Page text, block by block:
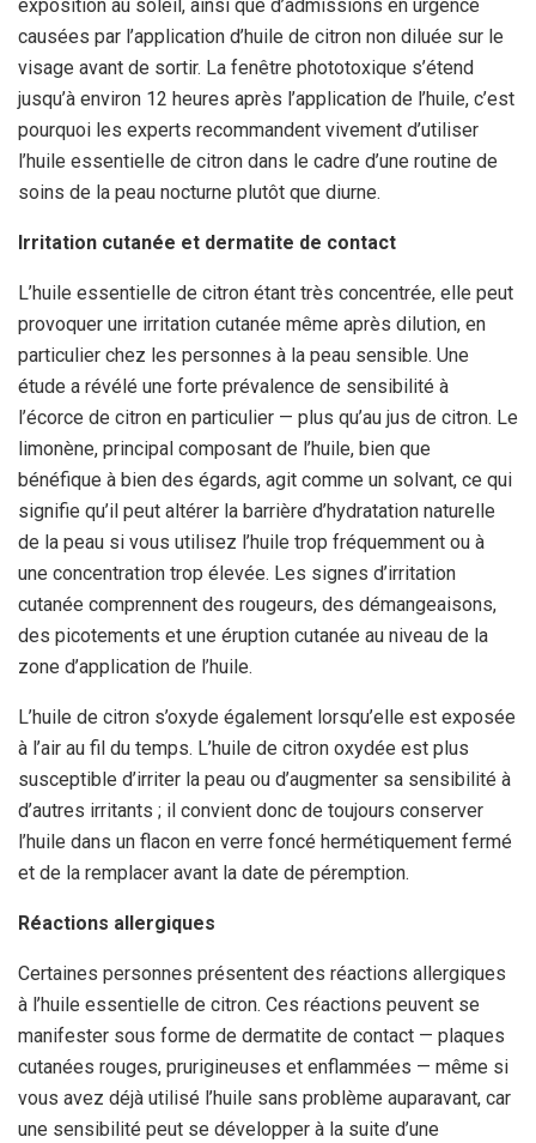
exposition au soleil, ainsi que d’admissions en urgence
causées par l’application d’huile de citron non diluée sur le
visage avant de sortir. La fenêtre phototoxique s’étend
jusqu’à environ 12 heures après l’application de l’huile, c’est
pourquoi les experts recommandent vivement d’utiliser
l’huile essentielle de citron dans le cadre d’une routine de
soins de la peau nocturne plutôt que diurne.
Irritation cutanée et dermatite de contact
L’huile essentielle de citron étant très concentrée, elle peut
provoquer une irritation cutanée même après dilution, en
particulier chez les personnes à la peau sensible. Une
étude a révélé une forte prévalence de sensibilité à
l’écorce de citron en particulier — plus qu’au jus de citron. Le
limonène, principal composant de l’huile, bien que
bénéfique à bien des égards, agit comme un solvant, ce qui
signifie qu’il peut altérer la barrière d’hydratation naturelle
de la peau si vous utilisez l’huile trop fréquemment ou à
une concentration trop élevée. Les signes d’irritation
cutanée comprennent des rougeurs, des démangeaisons,
des picotements et une éruption cutanée au niveau de la
zone d’application de l’huile.
L’huile de citron s’oxyde également lorsqu’elle est exposée
à l’air au fil du temps. L’huile de citron oxydée est plus
susceptible d’irriter la peau ou d’augmenter sa sensibilité à
d’autres irritants ; il convient donc de toujours conserver
l’huile dans un flacon en verre foncé hermétiquement fermé
et de la remplacer avant la date de péremption.
Réactions allergiques
Certaines personnes présentent des réactions allergiques
à l’huile essentielle de citron. Ces réactions peuvent se
manifester sous forme de dermatite de contact — plaques
cutanées rouges, prurigineuses et enflammées — même si
vous avez déjà utilisé l’huile sans problème auparavant, car
une sensibilité peut se développer à la suite d’une